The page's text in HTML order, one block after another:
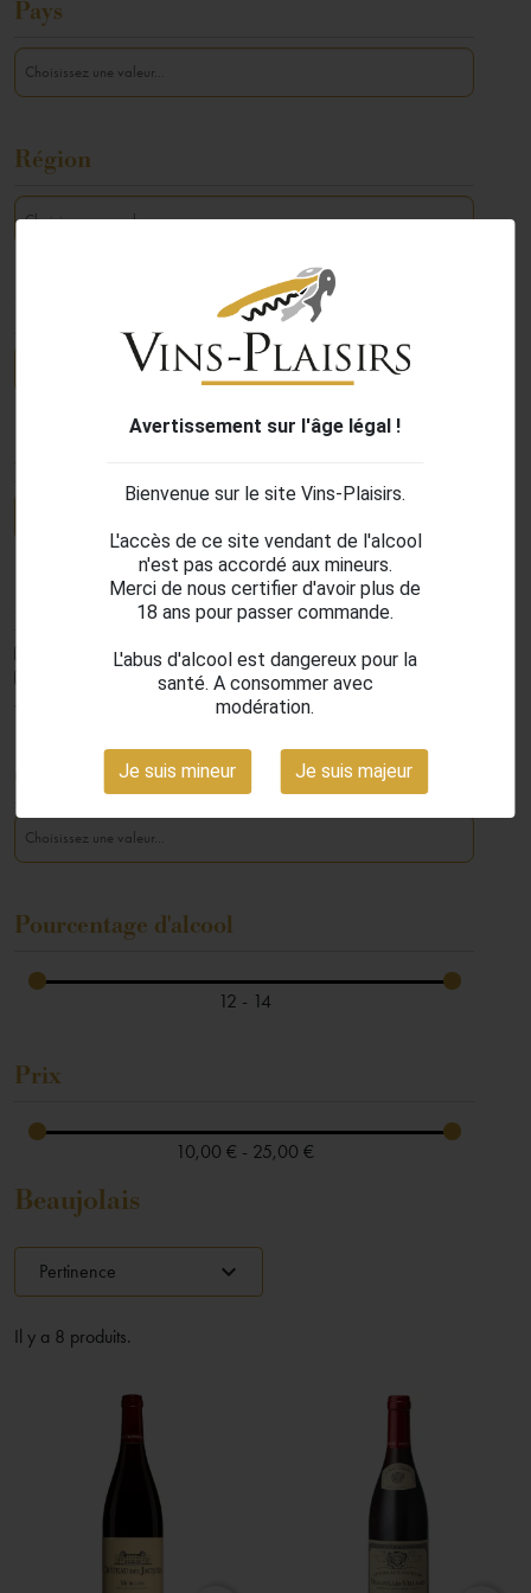
Avertissement sur l'âge légal !
Bienvenue sur le site Vins-Plaisirs.
L'accès de ce site vendant de l'alcool
n'est pas accordé aux mineurs.
Merci de nous certifier d'avoir plus de
18 ans pour passer commande.
L'abus d'alcool est dangereux pour la
santé. A consommer avec
modération.
Je suis mineur Je suis majeur
Pays
Région
Appellation
Millésime
Pourcentage d'alcool
12 - 14
Prix
10,00 € - 25,00 €
Beaujolais
Il y a 8 produits.
Pertinence expand_more